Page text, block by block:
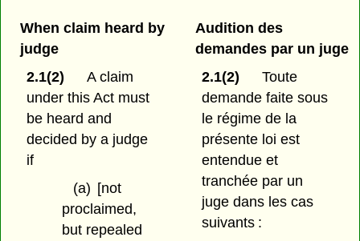
When claim heard by
judge
2.1(2)
A claim
under this Act must
be heard and
decided by a judge
if
(a) [not
proclaimed,
but repealed
Audition des
demandes par un juge
2.1(2)
Toute
demande faite sous
le régime de la
présente loi est
entendue et
tranchée par un
juge dans les cas
suivants :